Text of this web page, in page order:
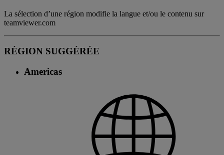
La sélection d’une région modifie la langue et/ou le contenu sur
teamviewer.com
RÉGION SUGGÉRÉE
Americas